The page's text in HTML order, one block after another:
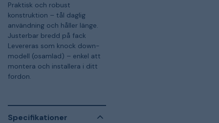
Praktisk och robust
konstruktion – tål daglig
användning och håller länge.
Justerbar bredd på fack
Levereras som knock down-
modell (osamlad) – enkel att
montera och installera i ditt
fordon.
Specifikationer